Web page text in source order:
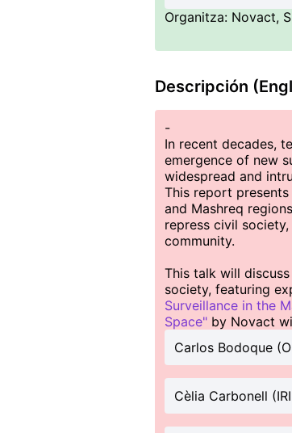
Organitza: Novact,
Descripción
-
In recent decades,
emergence of new
widespread and
This report
and Mashreq
repress civil
community.
This talk will
society, featuring
Surveillance in the
Space" by Novact
Carlos Bodoque
Cèlia Carbonell